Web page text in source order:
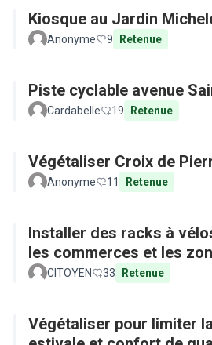
Kiosque au Jardin
Anonyme 9 Retenue
Piste cyclable avenue
Cardabelle 19 Retenue
Végétaliser Croix de
Anonyme 11 Retenue
Installer des racks à
les commerces et les
CITOYEN 33 Retenue
Végétaliser pour limiter